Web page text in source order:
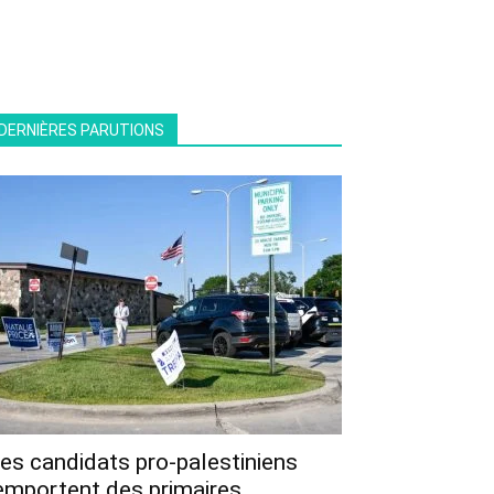
PARUTIONS
candidats pro-palestiniens